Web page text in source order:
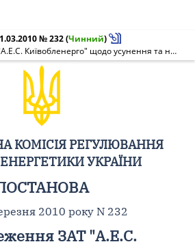
№ 232(Чинний)
Застереження ЗАТ "А.Е.С. Київобленерго" щодо усунення та недопущення в подальшому порушень Ліцензійних умов з постачання електроенергії
КОМІСІЯ РЕГУЛЮВАННЯ
УКРАЇНИ
2010 року N 232
ЗАТ "А.Е.С.